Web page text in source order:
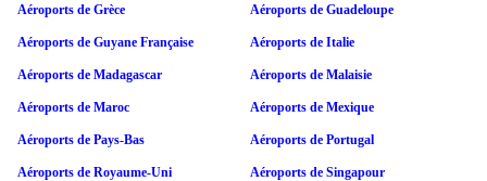
Aéroports de Grèce Aéroports de Guadeloupe
Aéroports de Guyane Française Aéroports de Italie
Aéroports de Madagascar Aéroports de Malaisie
Aéroports de Maroc Aéroports de Mexique
Aéroports de Pays-Bas Aéroports de Portugal
Aéroports de Royaume-Uni Aéroports de Singapour